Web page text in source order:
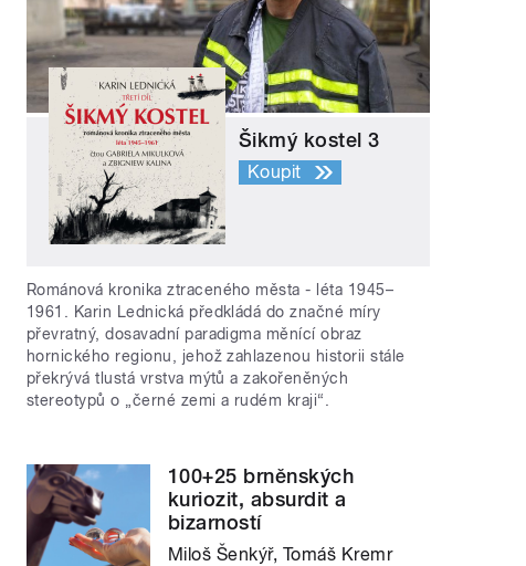
Šikmý kostel 3
Koupit
Románová kronika ztraceného města - léta 1945–
1961. Karin Lednická předkládá do značné míry
převratný, dosavadní paradigma měnící obraz
hornického regionu, jehož zahlazenou historii stále
překrývá tlustá vrstva mýtů a zakořeněných
stereotypů o „černé zemi a rudém kraji“.
100+25 brněnských
kuriozit, absurdit a
bizarností
Miloš Šenkýř, Tomáš Kremr